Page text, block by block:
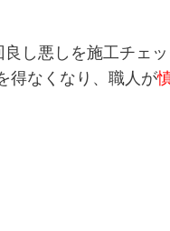
良し悪しを施工チェッ
得なくなり、職人が